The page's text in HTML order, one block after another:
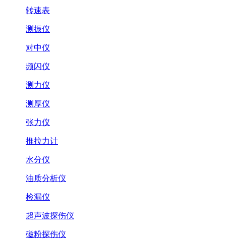
转速表
测振仪
对中仪
频闪仪
测力仪
测厚仪
张力仪
推拉力计
水分仪
油质分析仪
检漏仪
超声波探伤仪
磁粉探伤仪